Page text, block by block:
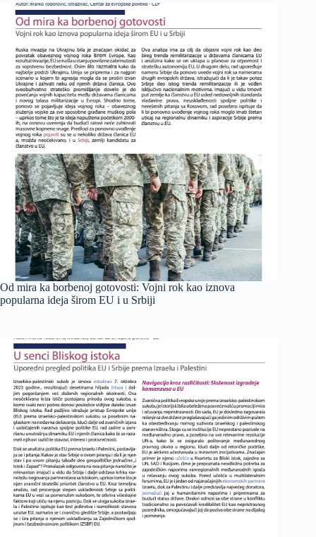
Od mira ka borbenoj gotovosti: Vojni rok kao iznova
popularna ideja širom EU i u Srbiji